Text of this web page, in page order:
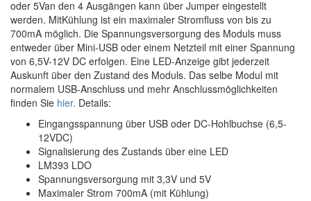
oder 5Van den 4 Ausgängen kann über Jumper eingestellt
werden. MitKühlung ist ein maximaler Stromfluss von bis zu
700mA möglich. Die Spannungsversorgung des Moduls muss
entweder über Mini-USB oder einem Netzteil mit einer Spannung
von 6,5V-12V DC erfolgen. Eine LED-Anzeige gibt jederzeit
Auskunft über den Zustand des Moduls. Das selbe Modul mit
normalem USB-Anschluss und mehr Anschlussmöglichkeiten
finden Sie hier. Details:
Eingangsspannung über USB oder DC-Hohlbuchse (6,5-
12VDC)
Signalisierung des Zustands über eine LED
LM393 LDO
Spannungsversorgung mit 3,3V und 5V
Maximaler Strom 700mA (mit Kühlung)